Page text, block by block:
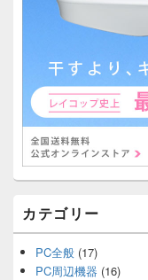
カテゴリー
PC全般 (17)
PC周辺機器 (16)